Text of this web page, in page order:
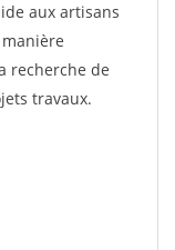
aux artisans
recherche de
travaux.